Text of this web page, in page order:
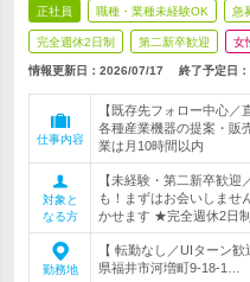
正社員 職種・業種未経験OK 急
完全週休2日制 第二新卒歓迎 女
情報更新日：2026/07/17 終了予定日：
仕事内容
【既存先フォロー中心／
各種産業機器の提案・販
業は月10時間以内
対象と
なる方
【未経験・第二新卒歓
も！まずはお会いしま
かせます ★完全週休2日制
勤務地
【 転勤なし／UIターン
県福井市河増町9-18-1…